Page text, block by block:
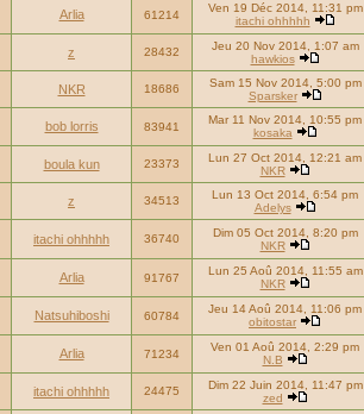
Arlia 61214
Ven 19 Déc 2014, 11:31 pm
itachi ohhhhh
z 28432
Jeu 20 Nov 2014, 1:07 am
hawkios
NKR 18686
Sam 15 Nov 2014, 5:00 pm
Sparsker
bob lorris 83941
Mar 11 Nov 2014, 10:55 pm
kosaka
boula kun 23373
Lun 27 Oct 2014, 12:21 am
NKR
z 34513
Lun 13 Oct 2014, 6:54 pm
Adelys
itachi ohhhhh 36740
Dim 05 Oct 2014, 8:20 pm
NKR
Arlia 91767
Lun 25 Aoû 2014, 11:55 am
NKR
Natsuhiboshi 60784
Jeu 14 Aoû 2014, 11:06 pm
obitostar
Arlia 71234
Ven 01 Aoû 2014, 2:29 pm
N.B
itachi ohhhhh 24475
Dim 22 Juin 2014, 11:47 pm
zed